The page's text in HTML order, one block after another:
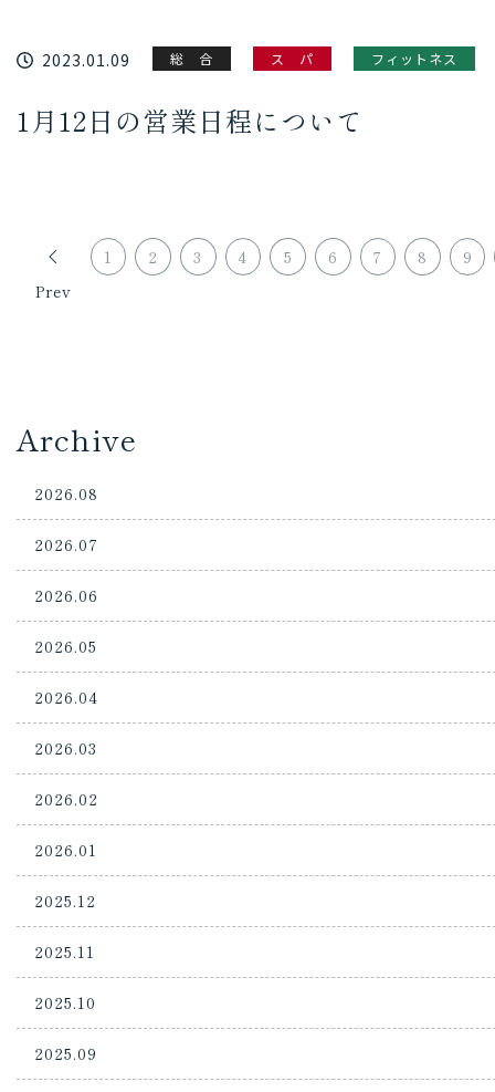
2023.01.09 総 合 ス パ フィットネス
1月12日の営業日程について
Prev
1 2 3 4 5 6 7 8 9
Archive
2026.08
2026.07
2026.06
2026.05
2026.04
2026.03
2026.02
2026.01
2025.12
2025.11
2025.10
2025.09